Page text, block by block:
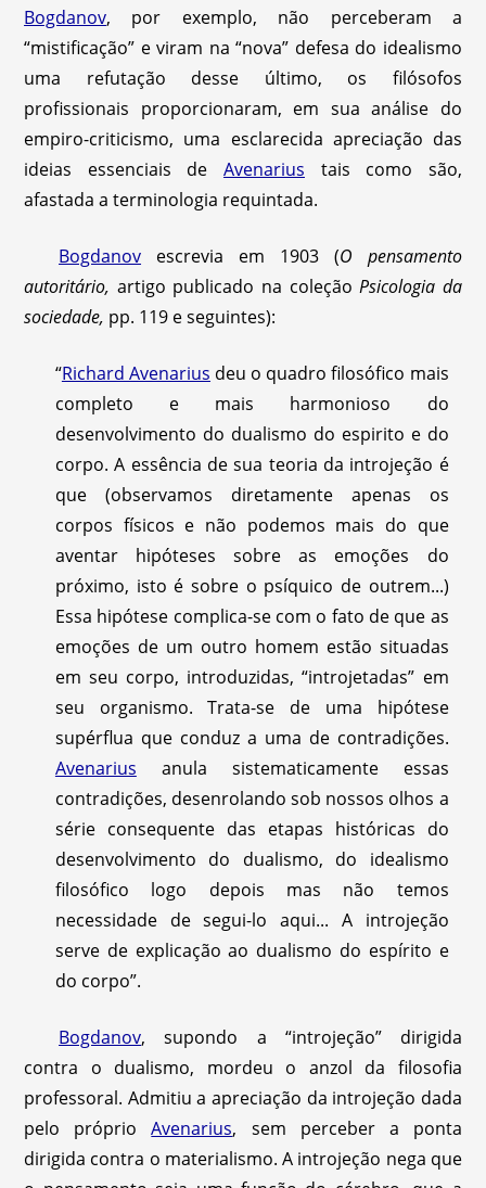
Bogdanov, por exemplo, não perceberam a
“mistificação” e viram na “nova” defesa do idealismo
uma refutação desse último, os filósofos
profissionais proporcionaram, em sua análise do
empiro-criticismo, uma esclarecida apreciação das
ideias essenciais de Avenarius tais como são,
afastada a terminologia requintada.
Bogdanov escrevia em 1903 (O
pensamento
autoritário, artigo publicado na coleçãoPsicologia da
sociedade, pp. 119 e seguintes):
“Richard Avenarius deu o quadro filosófico mais
completo e mais harmonioso do
desenvolvimento do dualismo do espirito e do
corpo. A essência de sua teoria da introjeção é
que (observamos diretamente apenas os
corpos físicos e não podemos mais do que
aventar hipóteses sobre as emoções do
próximo, isto é sobre o psíquico de outrem...)
Essa hipótese complica-se com o fato de que as
emoções de um outro homem estão situadas
em seu corpo, introduzidas, “introjetadas” em
seu organismo. Trata-se de uma hipótese
supérflua que conduz a uma de contradições.
Avenarius anula sistematicamente essas
contradições, desenrolando sob nossos olhos a
série consequente das etapas históricas do
desenvolvimento do dualismo, do idealismo
filosófico logo depois mas não temos
necessidade de segui-lo aqui... A introjeção
serve de explicação ao dualismo do espírito e
do corpo”.
Bogdanov, supondo a “introjeção” dirigida
contra o dualismo, mordeu o anzol da filosofia
professoral. Admitiu a apreciação da introjeção dada
pelo próprioAvenarius, sem perceber a ponta
dirigida contra o materialismo. A introjeção nega que